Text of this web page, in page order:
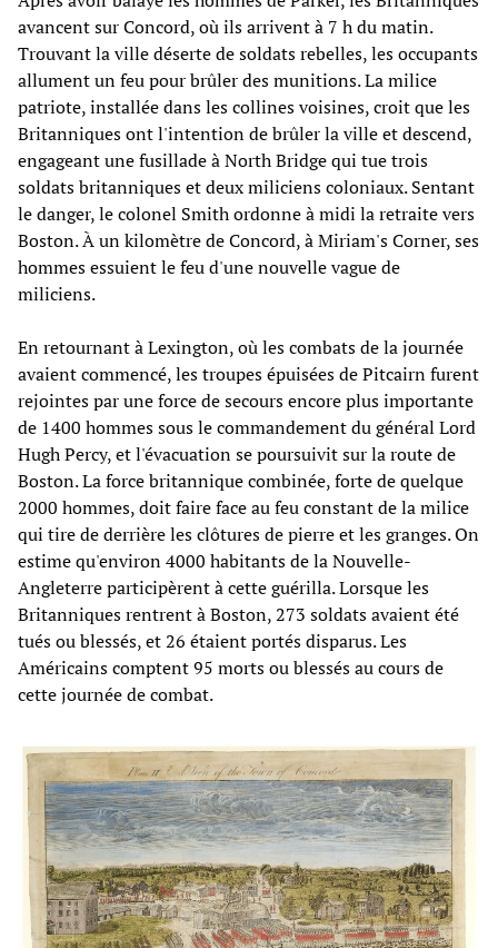
avancent sur Concord, où ils arrivent à 7 h du matin.
Trouvant la ville déserte de soldats rebelles, les occupants
allument un feu pour brûler des munitions. La milice
patriote, installée dans les collines voisines, croit que les
Britanniques ont l'intention de brûler la ville et descend,
engageant une fusillade à North Bridge qui tue trois
soldats britanniques et deux miliciens coloniaux. Sentant
le danger, le colonel Smith ordonne à midi la retraite vers
Boston. À un kilomètre de Concord, à Miriam's Corner, ses
hommes essuient le feu d'une nouvelle vague de
miliciens.
En retournant à Lexington, où les combats de la journée
avaient commencé, les troupes épuisées de Pitcairn furent
rejointes par une force de secours encore plus importante
de 1400 hommes sous le commandement du général Lord
Hugh Percy, et l'évacuation se poursuivit sur la route de
Boston. La force britannique combinée, forte de quelque
2000 hommes, doit faire face au feu constant de la milice
qui tire de derrière les clôtures de pierre et les granges. On
estime qu'environ 4000 habitants de la Nouvelle-
Angleterre participèrent à cette guérilla. Lorsque les
Britanniques rentrent à Boston, 273 soldats avaient été
tués ou blessés, et 26 étaient portés disparus. Les
Américains comptent 95 morts ou blessés au cours de
cette journée de combat.